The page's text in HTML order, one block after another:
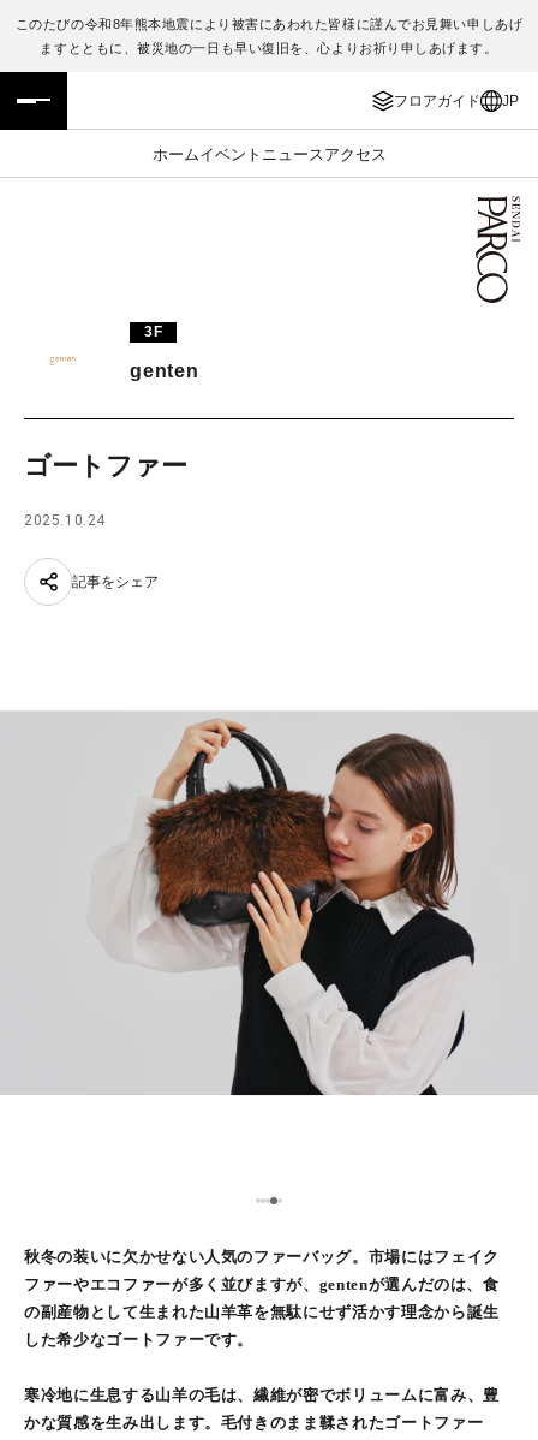
このたびの令和8年熊本地震により被害にあわれた皆様に謹んでお見舞い申しあげ
ますとともに、被災地の一日も早い復旧を、心よりお祈り申しあげます。
フロアガイド JP
ホームイベント ニュース アクセス
フロアガイド
施設案内・アクセス
TAX FREE
ENGLISH
繁体字
日本語
3F
genten
ゴートファー
2025.10.24
記事をシェア
1234
秋冬の装いに欠かせない人気のファーバッグ。市場にはフェイク
ファーやエコファーが多く並びますが、gentenが選んだのは、食
の副産物として生まれた山羊革を無駄にせず活かす理念から誕生
した希少なゴートファーです。
寒冷地に生息する山羊の毛は、繊維が密でボリュームに富み、豊
かな質感を生み出します。毛付きのまま鞣されたゴートファー